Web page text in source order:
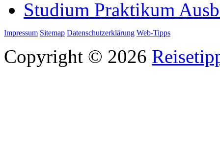
Studium Praktikum
Impressum Sitemap Datenschutzerklärung Web-Tipps
Copyright © 2026